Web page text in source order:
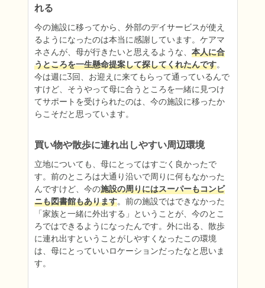
れる
今の施設に移ってから、外部のデイサービスが使え
るようになったのは本当に感謝しています。ケアマ
ネさんが、母が行きたいと思えるような、 本人に合
うところを一生懸命提案して探してくれたんです。
今は週に3回、お迎えに来てもらって通っているんで
すけど、そうやって母に合うところを一緒に見つけ
てサポートを受けられたのは、今の施設に移ったか
らこそだと思っています。
買い物や散歩に連れ出しやすい周辺環境
立地についても、母にとってはすごく良かったで
す。前のところは大通り沿いで周りに何もなかった
んですけど、今の施設の周りにはスーパーもコンビ
ニも図書館もあります。前の施設ではできなかった
「家族と一緒に外出する」ということが、今のとこ
ろではできるようになったんです。外に出る、散歩
に連れ出すということがしやすくなったこの環境
は、母にとっていいロケーションだったなと思いま
す。